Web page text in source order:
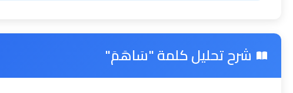
شرح تحليل كلمة "سَاهَمَ"